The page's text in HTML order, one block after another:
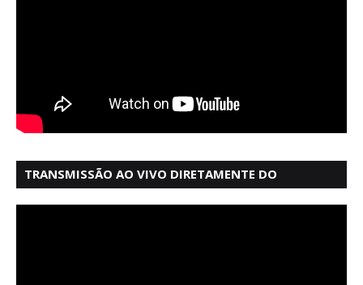
TRANSMISSÃO AO VIVO DIRETAMENTE DO